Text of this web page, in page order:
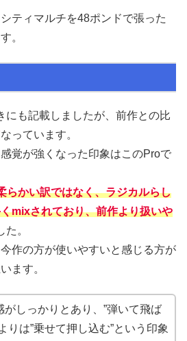
ティマルチを48ポンドで張った
。
にも記載しましたが、前作との比
なっています。
覚が強くなった印象はこのProで
らかい訳ではなく、ラジカルらし
mixされており、前作より扱いや
た。
作の方が使いやすいと感じる方が
ます。
がしっかりとあり、”弾いて飛ば
りは”乗せて押し込む”という印象